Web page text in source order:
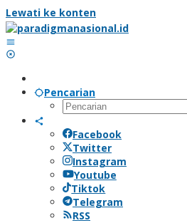
Lewati ke konten
Pencarian
Facebook
Twitter
Instagram
Youtube
Tiktok
Telegram
RSS